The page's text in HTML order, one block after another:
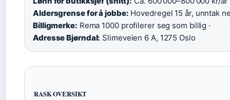
Aldersgrense for å jobbe: Hovedregel 15 år, unntak
Billigmerke: Rema 1000 profilerer seg som billig ·
Adresse Bjørndal: Slimeveien 6 A, 1275 Oslo
RASK OVERSIKT